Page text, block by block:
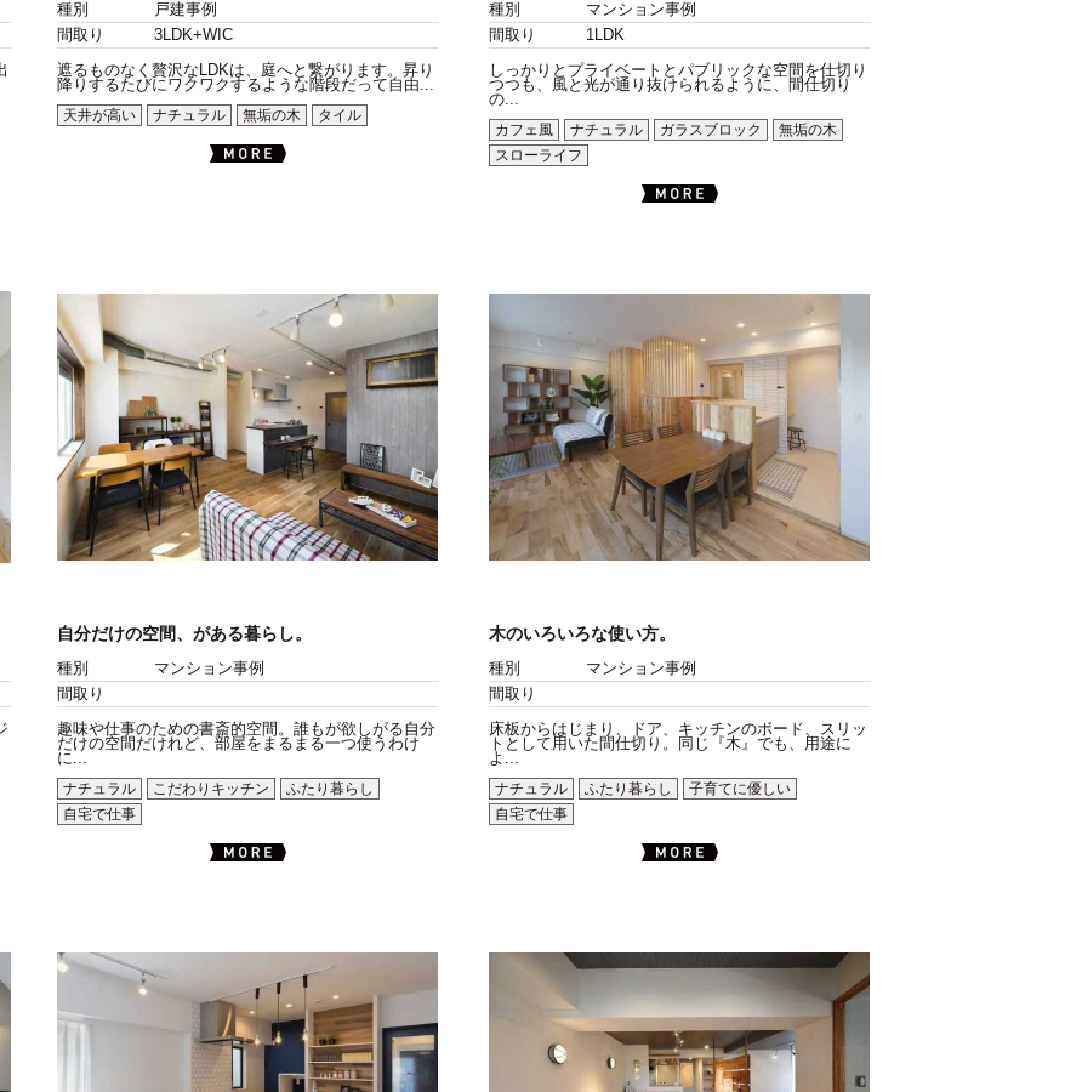
種別
戸建事例
間取り
3LDK+WIC
遮るものなく贅沢なLDKは、庭へと繋がります。昇り
降りするたびにワクワクするような階段だって自由...
天井が高い
ナチュラル 無垢の木 タイル
種別
マンション事例
間取り
1LDK
しっかりとプライベートとパブリックな空間を仕切り
つつも、風と光が通り抜けられるように、間仕切り
の...
カフェ風
ナチュラル ガラスブロック
無垢の木
スローライフ
自分だけの空間、がある暮らし。
種別
マンション事例
間取り
趣味や仕事のための書斎的空間。誰もが欲しがる自分
だけの空間だけれど、部屋をまるまる一つ使うわけ
に...
ナチュラル
こだわりキッチン
ふたり暮らし
自宅で仕事
木のいろいろな使い方。
種別
マンション事例
間取り
床板からはじまり、ドア、キッチンのボード、スリッ
トとして用いた間仕切り。同じ『木』でも、用途に
よ...
ナチュラル
ふたり暮らし
子育てに優しい
自宅で仕事